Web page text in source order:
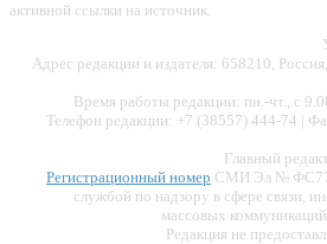
активной ссылки на источник.
Адрес редакции и издателя: 658210,
Время работы редакции: пн.-чт., с
Телефон редакции: +7 (38557) 444-74 |
Главный
Регистрационный номер СМИ Эл № ФС77-
службой по надзору в сфере связи,
массовых
Редакция не